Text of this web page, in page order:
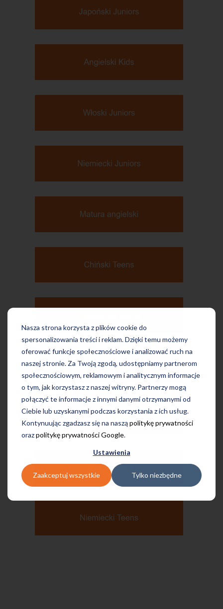
Nasza strona korzysta z plików cookie do
spersonalizowania treści i reklam. Dzięki temu możemy
oferować funkcje społecznościowe i analizować ruch na
naszej stronie. Za Twoją zgodą, udostępniamy partnerom
społecznościowym, reklamowym i analitycznym informacje
o tym, jak korzystasz z naszej witryny. Partnerzy mogą
połączyć te informacje z innymi danymi otrzymanymi od
Ciebie lub uzyskanymi podczas korzystania z ich usług.
Kontynuując zgadzasz się na nasząpolitykę prywatności
orazpolitykę prywatności Google.
Ustawienia
Zaakceptuj wszystkie Tylko niezbędne